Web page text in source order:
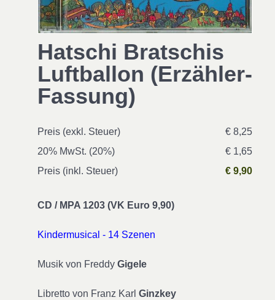
Hatschi Bratschis
Luftballon (Erzähler-
Fassung)
Preis (exkl. Steuer)
€ 8,25
20% MwSt. (20%)
€ 1,65
Preis (inkl. Steuer)
€ 9,90
CD / MPA 1203 (VK Euro 9,90)
Kindermusical - 14 Szenen
Musik von Freddy Gigele
Libretto von Franz Karl Ginzkey